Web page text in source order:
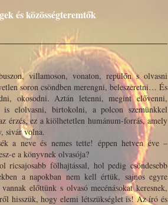
és közösségteremtők
villamoson, vonaton, repülőn s olvasni
soron csöndben merengni, beleszeretni… És
okosodni. Aztán letenni, megint elővenni,
elolvasni, birtokolni, a polcon szemünkkel
érzés, ez a kiölhetetlen humánum-forrás, amely
sivár volna.
a neve és nemes tette! éppen hetven éve –
e a könyvnek olvasója?
fölhajtással, hol pedig csöndesebb
a napokban nem kell értük, sajnos egyre
előttünk s olvasó mecénásokat keresnek,
hisszük, hogy elemi létszükséglet is! Az író és